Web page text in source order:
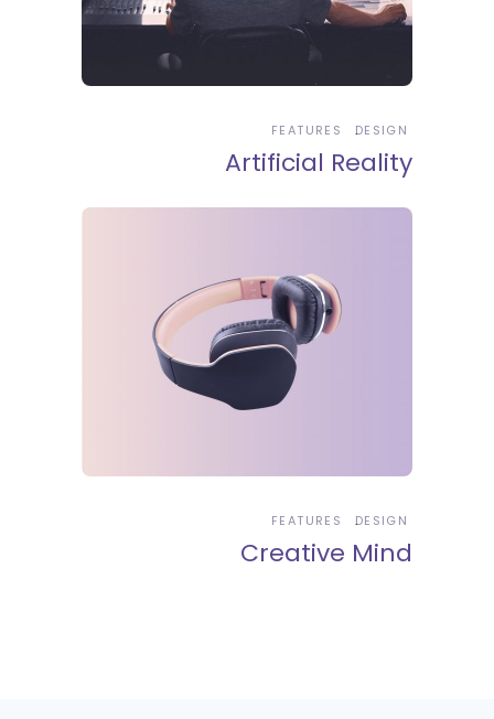
DESIGN
FEATURES
Artificial Reality
DESIGN
FEATURES
Creative Mind